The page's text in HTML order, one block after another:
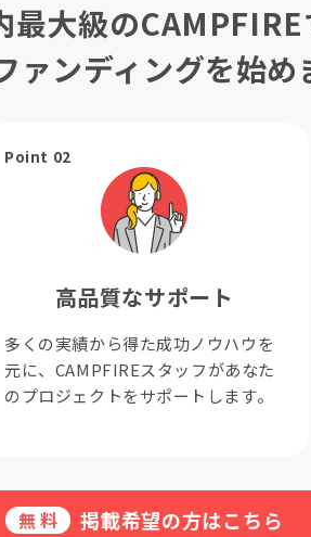
最大級のCAMPFIRE
ァンディングを始め
Point 02
高品質なサポート
多くの実績から得た成功ノウハウを
元に、CAMPFIREスタッフがあなた
のプロジェクトをサポートします。
無料 掲載希望の方はこちら